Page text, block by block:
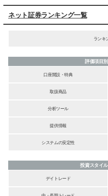
ネット証券ランキング一覧
ランキ
評価項目
口座開設・特典
取扱商品
分析ツール
提供情報
システムの安定性
投資スタイ
デイトレード